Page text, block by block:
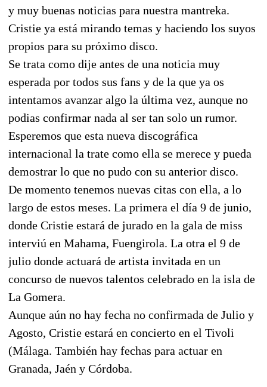
y muy buenas noticias para nuestra mantreka.
Cristie ya está mirando temas y haciendo los suyos
propios para su próximo disco.
Se trata como dije antes de una noticia muy
esperada por todos sus fans y de la que ya os
intentamos avanzar algo la última vez, aunque no
podias confirmar nada al ser tan solo un rumor.
Esperemos que esta nueva discográfica
internacional la trate como ella se merece y pueda
demostrar lo que no pudo con su anterior disco.
De momento tenemos nuevas citas con ella, a lo
largo de estos meses. La primera el día 9 de junio,
donde Cristie estará de jurado en la gala de miss
interviú en Mahama, Fuengirola. La otra el 9 de
julio donde actuará de artista invitada en un
concurso de nuevos talentos celebrado en la isla de
La Gomera.
Aunque aún no hay fecha no confirmada de Julio y
Agosto, Cristie estará en concierto en el Tivoli
(Málaga. También hay fechas para actuar en
Granada, Jaén y Córdoba.